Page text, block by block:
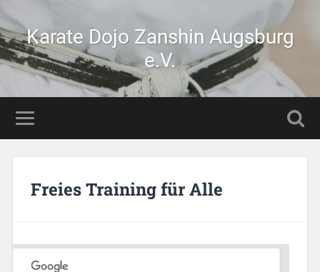
Karate Dojo Zanshin Augsburg
e.V.
Freies Training für Alle